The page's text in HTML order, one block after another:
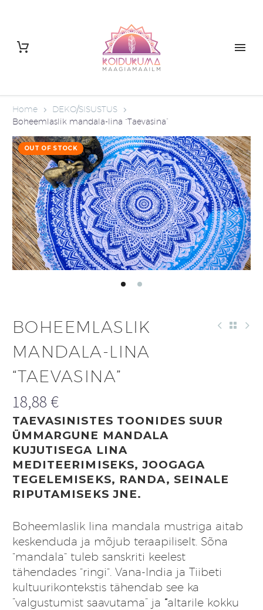
Home
DEKO/SISUSTUS
Boheemlaslik mandala-lina “Taevasina”
OUT OF STOCK
BOHEEMLASLIK
MANDALA-LINA
“TAEVASINA”
18,88 €
TAEVASINISTES TOONIDES SUUR
ÜMMARGUNE MANDALA
KUJUTISEGA LINA
MEDITEERIMISEKS, JOOGAGA
TEGELEMISEKS, RANDA, SEINALE
RIPUTAMISEKS JNE.
Boheemlaslik lina mandala mustriga aitab
keskenduda ja mõjub teraapiliselt. Sõna
“mandala“ tuleb sanskriti keelest
tähendades “ringi“. Vana-India ja Tiibeti
kultuurikontekstis tähendab see ka
”valgustumist saavutama” ja “altarile kokku